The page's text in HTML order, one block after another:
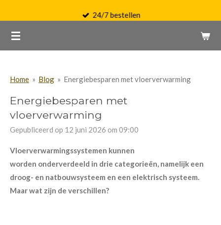
naar
de
24/7 bestellen
Home » Blog » Energiebesparen met vloerverwarming
Energiebesparen met
vloerverwarming
Gepubliceerd op 12 juni 2026 om 09:00
Vloerverwarmingssystemen kunnen
worden onderverdeeld in drie categorieën, namelijk een
droog- en natbouwsysteem en een elektrisch systeem.
Maar wat zijn de verschillen?